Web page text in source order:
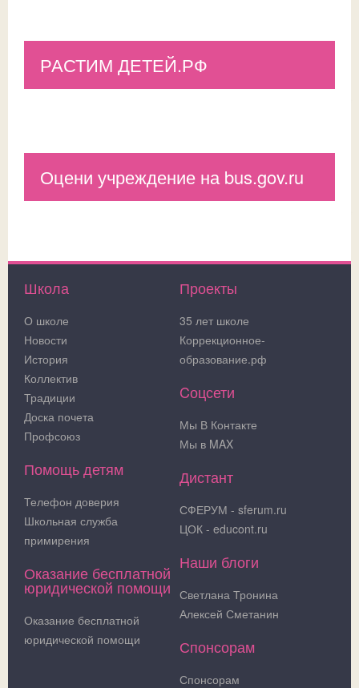
РАСТИМ ДЕТЕЙ.РФ
Оцени учреждение на bus.gov.ru
Школа
О школе
Новости
История
Коллектив
Традиции
Доска почета
Профсоюз
Помощь детям
Телефон доверия
Школьная служба
примирения
Оказание бесплатной
юридической помощи
Оказание бесплатной
юридической помощи
Проекты
35 лет школе
Коррекционное-
образование.рф
Cоцсети
Мы В Контакте
Мы в MAX
Дистант
СФЕРУМ - sferum.ru
ЦОК - educont.ru
Наши блоги
Светлана Тронина
Алексей Сметанин
Спонсорам
Спонсорам